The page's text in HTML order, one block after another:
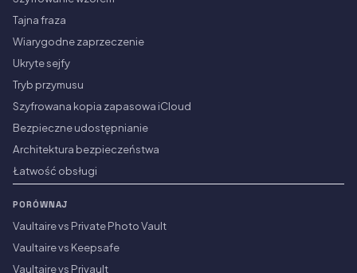
Tajna fraza
Wiarygodne zaprzeczenie
Ukryte sejfy
Tryb przymusu
Szyfrowana kopia zapasowa iCloud
Bezpieczne udostępnianie
Architektura bezpieczeństwa
Łatwość obsługi
PORÓWNAJ
Vaultaire vs Private Photo Vault
Vaultaire vs Keepsafe
Vaultaire vs Privault